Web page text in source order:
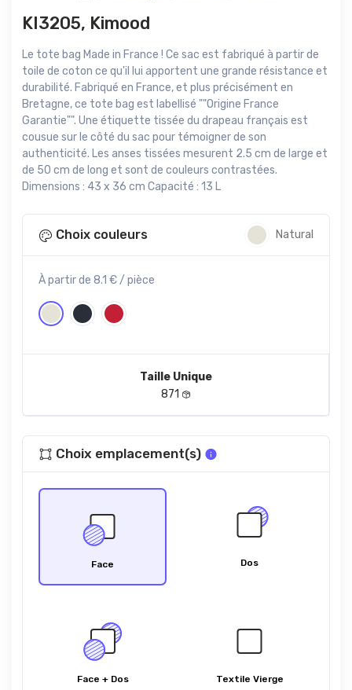
KI3205, Kimood
Le tote bag Made in France ! Ce sac est fabriqué à partir de
toile de coton ce qu'il lui apportent une grande résistance et
durabilité. Fabriqué en France, et plus précisément en
Bretagne, ce tote bag est labellisé ""Origine France
Garantie"". Une étiquette tissée du drapeau français est
cousue sur le côté du sac pour témoigner de son
authenticité. Les anses tissées mesurent 2.5 cm de large et
de 50 cm de long et sont de couleurs contrastées.
Dimensions : 43 x 36 cm Capacité : 13 L
Choix couleurs Natural
À partir de 8.1 € / pièce
Taille Unique
871
Choix emplacement(s)
Face Dos
Face + Dos Textile Vierge